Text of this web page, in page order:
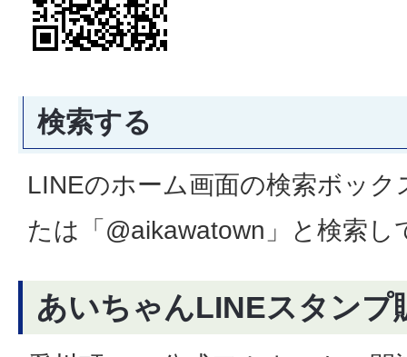
検索する
LINEのホーム画面の検索ボッ
たは「@aikawatown」と検索し
あいちゃんLINEスタンプ